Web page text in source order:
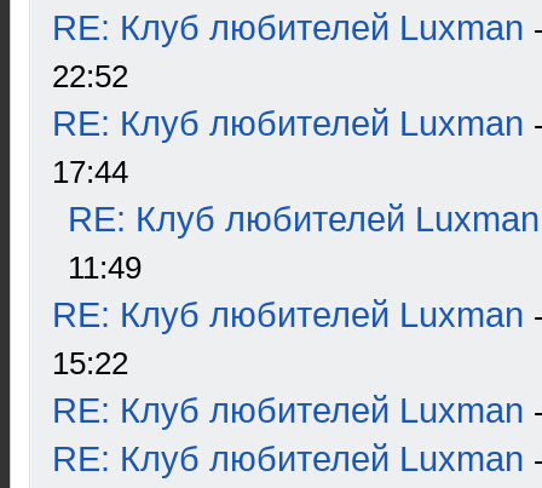
RE: Клуб любителей Luxman
22:52
RE: Клуб любителей Luxman
17:44
RE: Клуб любителей Luxman
11:49
RE: Клуб любителей Luxman
15:22
RE: Клуб любителей Luxman
RE: Клуб любителей Luxman